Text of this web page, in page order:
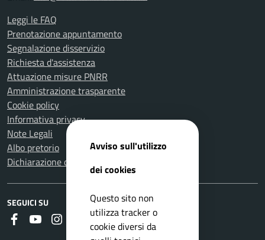
Leggi le FAQ
Prenotazione appuntamento
Segnalazione disservizio
Richiesta d'assistenza
Attuazione misure PNRR
Amministrazione trasparente
Cookie policy
Informativa privacy
Note Legali
Albo pretorio
Dichiarazione di accessibilità
SEGUICI SU
Faceboook
YoutubeInstagramWhatsapp
RSS
Avviso sull'utilizzo
dei cookies
Questo sito non
utilizza tracker o
cookie diversi da